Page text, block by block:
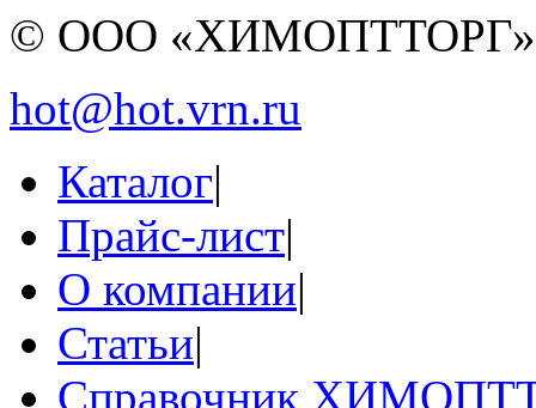
© ООО
hot@hot.vrn.ru
Каталог|
Прайс-лист|
О компании|
Статьи|
Справочник